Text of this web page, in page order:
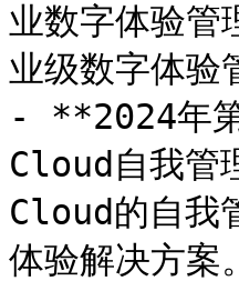
业数字体验
业级数字体验
- **2024年
Cloud自我
Cloud的自我
体验解决方案。